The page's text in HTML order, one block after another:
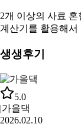
2개 이상의 사료
계산기 를 활용해서
생생후기
5.0
|가을댁
2026.02.10